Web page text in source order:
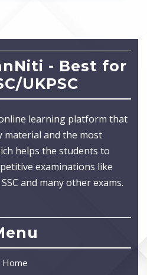
- Best for
UKPSC
learning platform that
material and the most
helps the students to
examinations like
SSC and many other exams.
Home